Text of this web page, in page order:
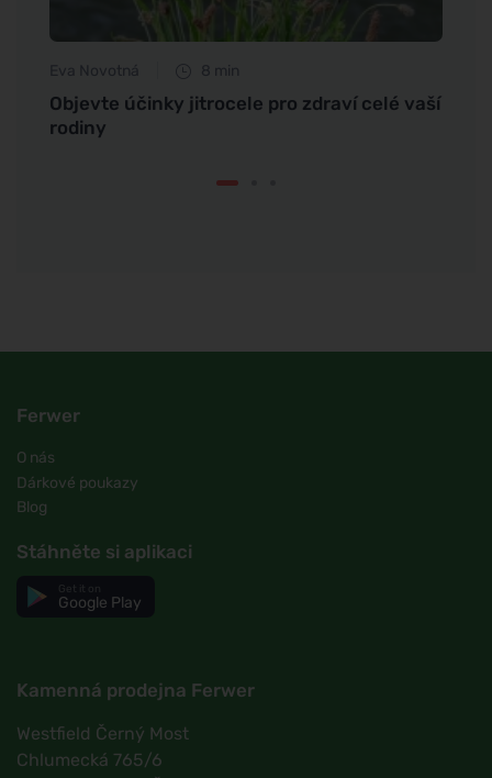
Eva Novotná 8 min
Objevte účinky jitrocele pro zdraví celé vaší
rodiny
Ferwer
O nás
Dárkové poukazy
Blog
Stáhněte si aplikaci
Google Play
Kamenná prodejna Ferwer
Westfield Černý Most
Chlumecká 765/6